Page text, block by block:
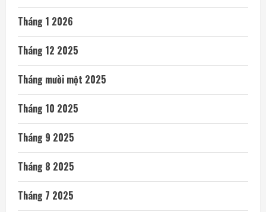
Tháng 1 2026
Tháng 12 2025
Tháng mười một 2025
Tháng 10 2025
Tháng 9 2025
Tháng 8 2025
Tháng 7 2025